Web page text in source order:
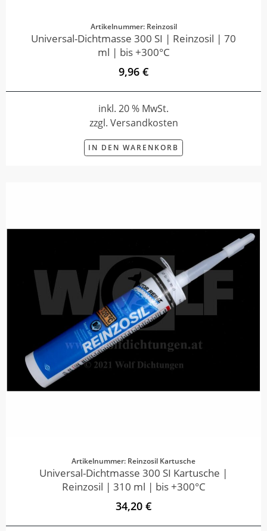
Artikelnummer: Reinzosil
Universal-Dichtmasse 300 SI | Reinzosil | 70
ml | bis +300°C
9,96 €
inkl. 20 % MwSt.
zzgl. Versandkosten
IN DEN WARENKORB
Artikelnummer: Reinzosil Kartusche
Universal-Dichtmasse 300 SI Kartusche |
Reinzosil | 310 ml | bis +300°C
34,20 €